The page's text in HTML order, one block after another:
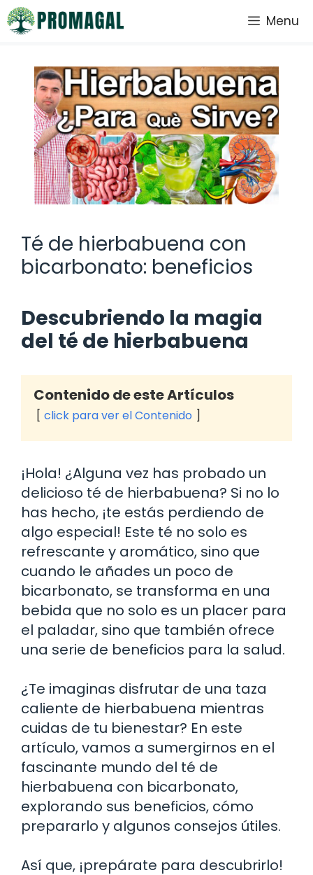
Saltar
al
Menu
Té de hierbabuena con
bicarbonato: beneficios
Descubriendo la magia
del té de hierbabuena
Contenido de este Artículos
click para ver el Contenido
¡Hola! ¿Alguna vez has probado un
delicioso té de hierbabuena? Si no lo
has hecho, ¡te estás perdiendo de
algo especial! Este té no solo es
refrescante y aromático, sino que
cuando le añades un poco de
bicarbonato, se transforma en una
bebida que no solo es un placer para
el paladar, sino que también ofrece
una serie de beneficios para la salud.
¿Te imaginas disfrutar de una taza
caliente de hierbabuena mientras
cuidas de tu bienestar? En este
artículo, vamos a sumergirnos en el
fascinante mundo del té de
hierbabuena con bicarbonato,
explorando sus beneficios, cómo
prepararlo y algunos consejos útiles.
Así que, ¡prepárate para descubrirlo!